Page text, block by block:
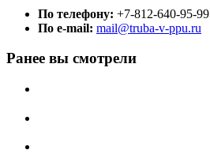
По телефону: +7-812-640-95-99
По e-mail: mail@truba-v-ppu.ru
Ранее вы смотрели